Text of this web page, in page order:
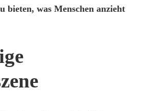
bieten, was Menschen anzieht